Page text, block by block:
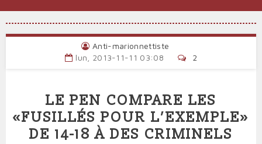
PRINCIPALE
Anti-marionnettiste
lun, 2013-11-11 03:08
2
LE PEN COMPARE LES
«FUSILLÉS POUR L’EXEMPLE»
DE 14-18 À DES CRIMINELS